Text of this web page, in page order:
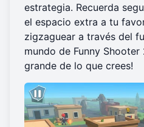
estrategia. Recuerda
el espacio extra a tu
zigzaguear a través del
mundo de Funny Shooter
grande de lo que crees!